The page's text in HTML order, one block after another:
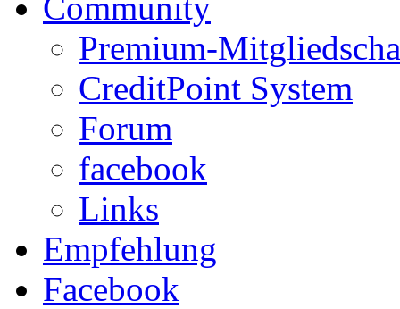
Premium-
CreditPoint System
Forum
facebook
Links
Empfehlung
Facebook